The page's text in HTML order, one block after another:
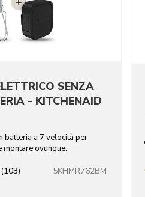
SENZA
- KITCHENAID
batteria a 7 velocità per
montare ovunque.
(103) 5KHMR762BM